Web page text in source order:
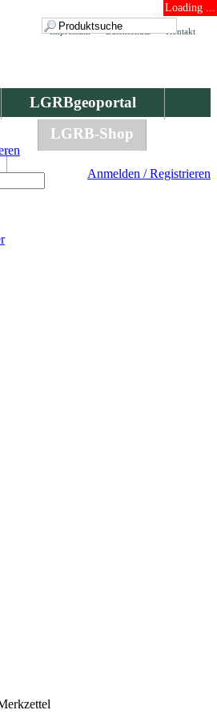
Loading ...
Kontakt
Datenschutz
Impressum
LGRBgeoportal
LGRB-Shop
Anmelden / Registrieren